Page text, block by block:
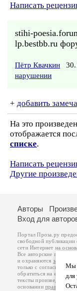
Написать
stihi-
lp.bestbb.ru
Пётр Квачкин
нарушении
+ добавить
На это
отображается
списке.
Написать
Другие
Мы
для
Авторы
Вход для
Портал Проза.ру
свободной публикации
сети Интернет на
Все авторские права
и охраняются законом
только с согласия его
обратиться на его
тексты произведений
основанииправил